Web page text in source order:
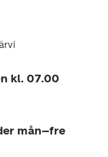
kl. 07.00
mån–fre